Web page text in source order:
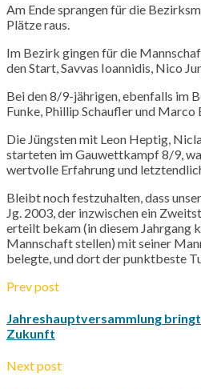
Am Ende sprangen für die
Plätze raus.
Im Bezirk gingen für die
den Start, Savvas Ioannidis, Nico
Bei den 8/9-jährigen, ebenfalls im
Funke, Phillip Schaufler und Marco
Die Jüngsten mit Leon Heptig,
starteten im Gauwettkampf 8/9,
wertvolle Erfahrung und
Bleibt noch festzuhalten, dass
Jg. 2003, der inzwischen ein
erteilt bekam (in diesem Jahrgang
Mannschaft stellen) mit seiner
belegte, und dort der punktbeste
Prev post
Jahreshauptversammlung
Zukunft
Next post